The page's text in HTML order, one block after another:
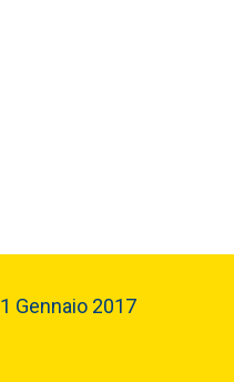
1 Gennaio 2017